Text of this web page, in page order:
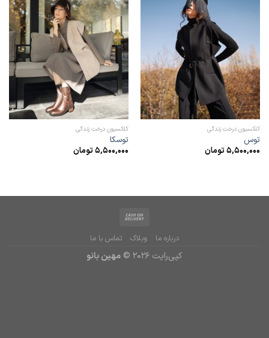
کلکسیون درخت زندگی
توس
5,500,000تومان
افزودن
به
علاقه
مندی
ها
کلکسیون درخت زندگی
توسکا
5,500,000تومان
درباره ما وبلاگ تماس با ما
کپی‌رایت 2026 © مهین بانو